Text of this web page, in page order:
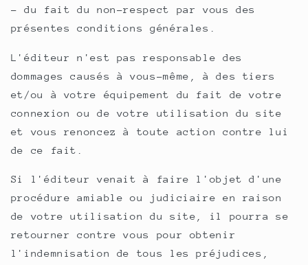
- du fait du non-respect par vous des
présentes conditions générales.
L'éditeur n'est pas responsable des
dommages causés à vous-même, à des tiers
et/ou à votre équipement du fait de votre
connexion ou de votre utilisation du site
et vous renoncez à toute action contre lui
de ce fait.
Si l'éditeur venait à faire l'objet d'une
procédure amiable ou judiciaire en raison
de votre utilisation du site, il pourra se
retourner contre vous pour obtenir
l'indemnisation de tous les préjudices,